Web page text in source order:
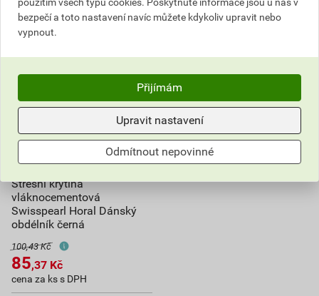
Střešní krytina
vláknocementová
Swisspearl Horal Dánský
obdélník černá
100,43 Kč
85,37 Kč
cena za ks s DPH
bezpečí a toto nastavení navíc můžete kdykoliv upravit nebo
vypnout.
Přijímám
Upravit nastavení
Odmítnout nepovinné